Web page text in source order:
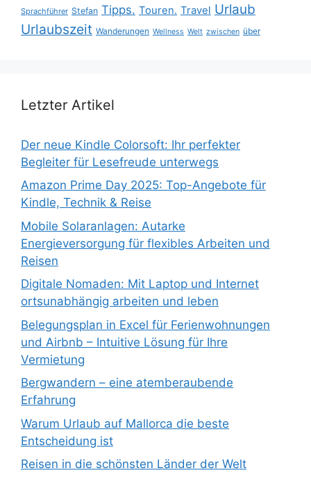
Sprachführer Stefan Tipps. Touren. Travel Urlaub
Urlaubszeit Wanderungen Wellness Welt zwischen über
Letzter Artikel
Der neue Kindle Colorsoft: Ihr perfekter
Begleiter für Lesefreude unterwegs
Amazon Prime Day 2025: Top-Angebote für
Kindle, Technik & Reise
Mobile Solaranlagen: Autarke
Energieversorgung für flexibles Arbeiten und
Reisen
Digitale Nomaden: Mit Laptop und Internet
ortsunabhängig arbeiten und leben
Belegungsplan in Excel für Ferienwohnungen
und Airbnb – Intuitive Lösung für Ihre
Vermietung
Bergwandern – eine atemberaubende
Erfahrung
Warum Urlaub auf Mallorca die beste
Entscheidung ist
Reisen in die schönsten Länder der Welt